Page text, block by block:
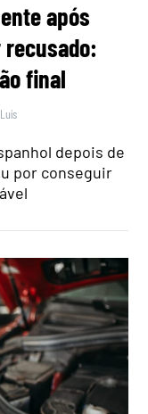
após
recusado:
final
depois de
por conseguir